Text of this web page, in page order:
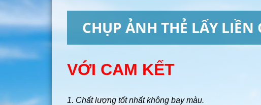
CHỤP ẢNH THẺ LẤY LIỀN
VỚI CAM KẾT
1. Chất lượng tốt nhất không bay màu.